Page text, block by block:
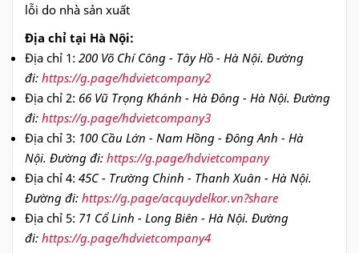
lỗi do nhà sản xuất
Địa chỉ tại Hà Nội:
Địa chỉ 1: 200 Võ Chí Công - Tây Hồ - Hà Nội. Đường
đi: https://g.page/hdvietcompany2
Địa chỉ 2: 66 Vũ Trọng Khánh - Hà Đông - Hà Nội. Đường
đi: https://g.page/hdvietcompany3
Địa chỉ 3: 100 Cầu Lớn - Nam Hồng - Đông Anh - Hà
Nội. Đường đi: https://g.page/hdvietcompany
Địa chỉ 4: 45C - Trường Chinh - Thanh Xuân - Hà Nội.
Đường đi: https://g.page/acquydelkor.vn?share
Địa chỉ 5: 71 Cổ Linh - Long Biên - Hà Nội. Đường
đi: https://g.page/hdvietcompany4